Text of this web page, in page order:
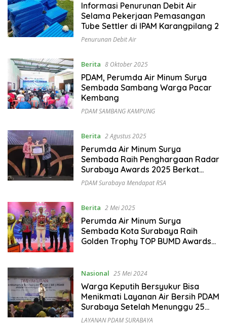
Informasi Penurunan Debit Air
Selama Pekerjaan Pemasangan
Tube Settler di IPAM Karangpilang 2
Penurunan Debit Air
Berita 8 Oktober 2025
PDAM, Perumda Air Minum Surya
Sembada Sambang Warga Pacar
Kembang
PDAM SAMBANG KAMPUNG
Berita 2 Agustus 2025
Perumda Air Minum Surya
Sembada Raih Penghargaan Radar
Surabaya Awards 2025 Berkat
Capaian Cakupan Layanan 100%
PDAM Surabaya Mendapat RSA
Berita 2 Mei 2025
Perumda Air Minum Surya
Sembada Kota Surabaya Raih
Golden Trophy TOP BUMD Awards
Nasional 25 Mei 2024
Warga Keputih Bersyukur Bisa
Menikmati Layanan Air Bersih PDAM
Surabaya Setelah Menunggu 25
tahun
LAYANAN PDAM SURABAYA